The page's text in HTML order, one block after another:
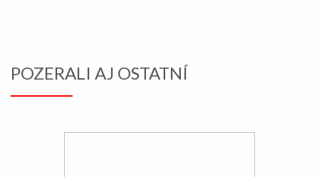
POZERALI AJ OSTATNÍ